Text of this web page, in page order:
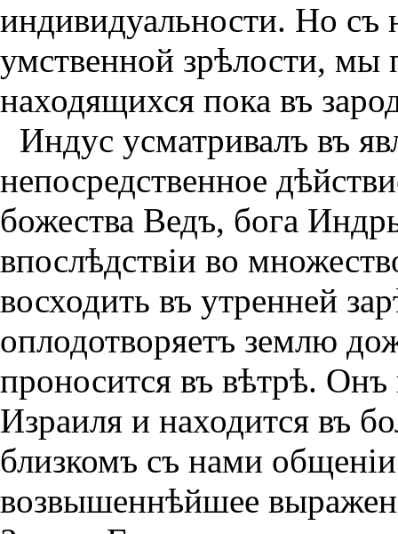
индивидуальности. Но съ
умственной зрѣлости, мы
находящихся пока въ
Индус усматривалъ въ
непосредственное
божества Ведъ, бога
впослѣдствiи во
восходить въ утренней
оплодотворяетъ землю
проносится въ вѣтрѣ.
Израиля и находится въ
близкомъ съ нами
возвышеннѣйшее